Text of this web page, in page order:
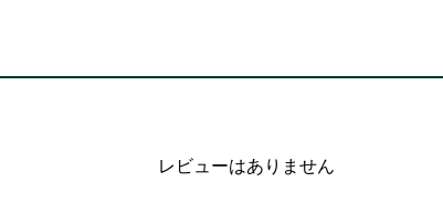
レビューはありません